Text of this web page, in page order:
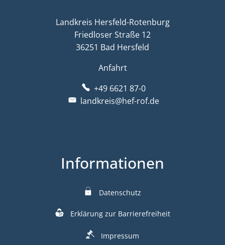
Landkreis Hersfeld-Rotenburg
Friedloser Straße 12
36251 Bad Hersfeld
Anfahrt
+49 6621 87-0
landkreis@hef-rof.de
Informationen
Datenschutz
Erklärung zur Barrierefreiheit
Impressum